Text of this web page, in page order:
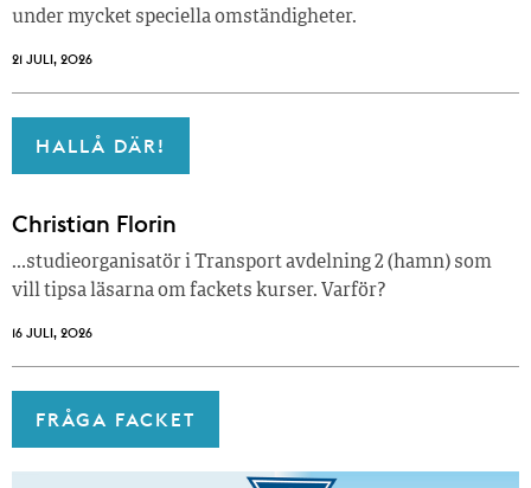
under mycket speciella omständigheter.
21 JULI, 2026
HALLÅ DÄR!
Christian Florin
…studieorganisatör i Transport avdelning 2 (hamn) som
vill tipsa läsarna om fackets kurser. Varför?
16 JULI, 2026
FRÅGA FACKET